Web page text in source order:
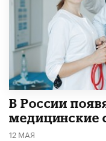
В России
медицинские
12 МАЯ